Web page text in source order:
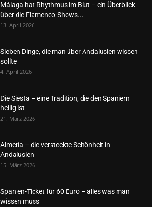
Málaga hat Rhythmus im Blut – ein Überblick
über die Flamenco-Shows...
13. April 2026
Sieben Dinge, die man über Andalusien wissen
sollte
4. April 2026
Die Siesta – eine Tradition, die den Spaniern
heilig ist
21. März 2026
Almería – die versteckte Schönheit in
Andalusien
15. März 2026
Spanien-Ticket für 60 Euro – alles was man
wissen muss